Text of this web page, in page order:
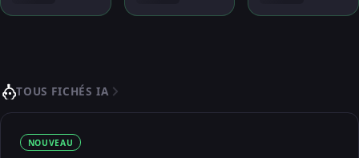
TOUS FICHÉS IA
NOUVEAU